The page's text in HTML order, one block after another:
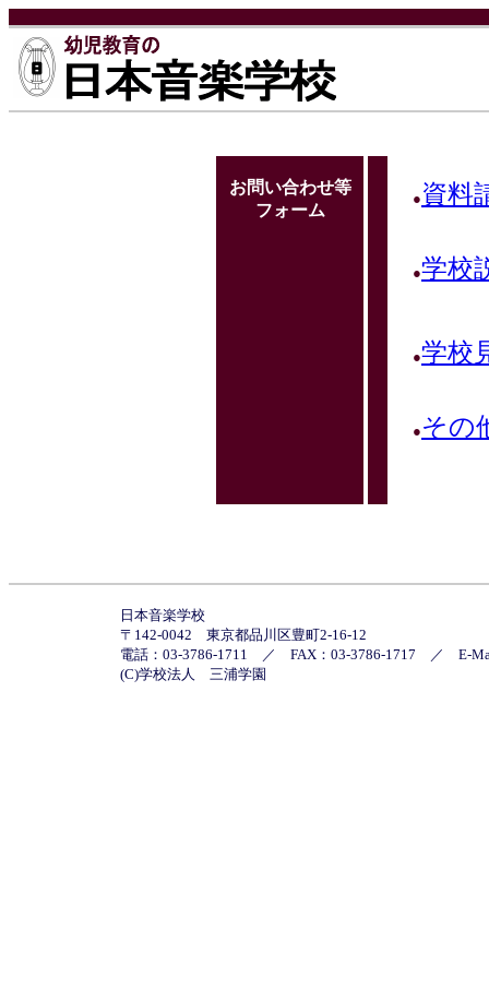
お問い合わせ等
フォーム
● 資料
●学校
●学校
● その
日本音楽学校
〒142-0042 東京都品川区豊町2-16-12
電話：03-3786-1711 ／ FAX：03-3786-1717 ／ E-
(C)学校法人 三浦学園